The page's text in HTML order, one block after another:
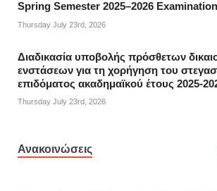
Spring Semester 2025–2026
Thursday July 23rd, 2026
Διαδικασία υποβολής πρόσθετων
ενστάσεων για τη χορήγηση του
επιδόματος ακαδημαϊκού έτους 2025-
Thursday July 23rd, 2026
Ανακοινώσεις